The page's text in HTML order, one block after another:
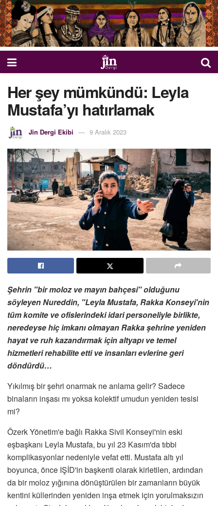
Her şey mümkündü: Leyla
Mustafa’yı hatırlamak
Jin Dergi Ekibi 9 Aralık 2023
Şehrin "bir moloz ve mayın bahçesi" olduğunu
söyleyen Nureddin, "Leyla Mustafa, Rakka Konseyi'nin
tüm komite ve ofislerindeki idari personeliyle birlikte,
neredeyse hiç imkanı olmayan Rakka şehrine yeniden
hayat ve ruh kazandırmak için altyapı ve temel
hizmetleri rehabilite etti ve insanları evlerine geri
döndürdü…
Yıkılmış bir şehri onarmak ne anlama gelir? Sadece
binaların inşası mı yoksa kolektif umudun yeniden tesisi
mi?
Özerk Yönetim'e bağlı Rakka Sivil Konseyi'nin eski
eşbaşkanı Leyla Mustafa, bu yıl 23 Kasım'da tıbbi
komplikasyonlar nedeniyle vefat etti. Mustafa altı yıl
boyunca, önce IŞİD'in başkenti olarak kirletilen, ardından
da bir moloz yığınına dönüştürülen bir zamanların büyük
kentini küllerinden yeniden inşa etmek için yorulmaksızın